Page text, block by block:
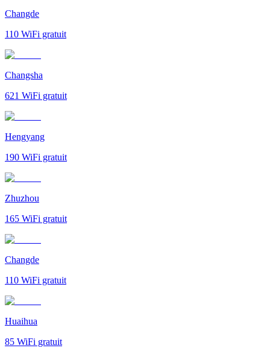
Changde
110 WiFi gratuit
Changsha
621 WiFi gratuit
Hengyang
190 WiFi gratuit
Zhuzhou
165 WiFi gratuit
Changde
110 WiFi gratuit
Huaihua
85 WiFi gratuit